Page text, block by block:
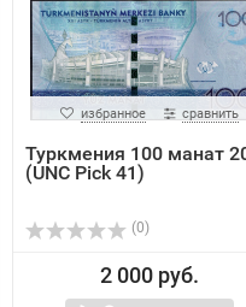
избранное сравнить
Туркмения 100 манат
(UNC Pick 41)
(0)
2 000 руб.